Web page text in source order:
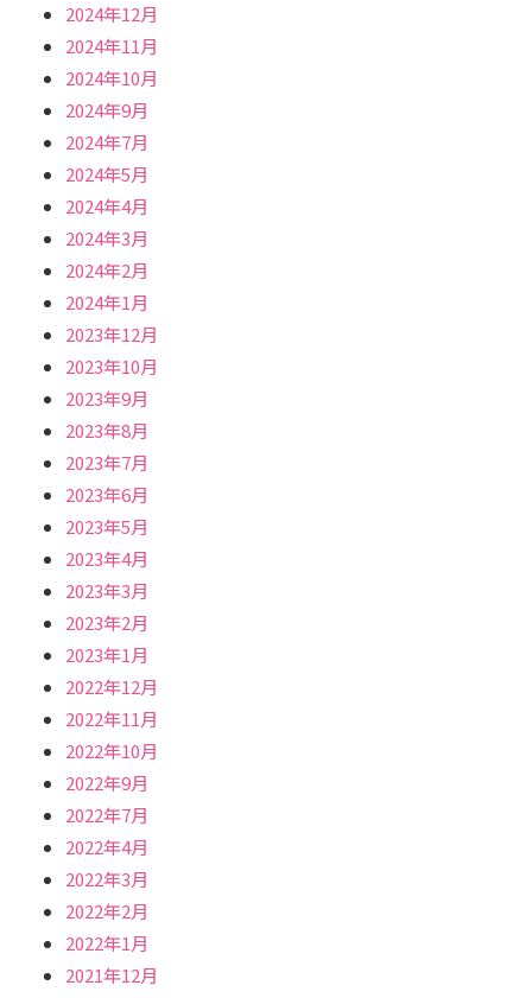
2024年12月
2024年11月
2024年10月
2024年9月
2024年7月
2024年5月
2024年4月
2024年3月
2024年2月
2024年1月
2023年12月
2023年10月
2023年9月
2023年8月
2023年7月
2023年6月
2023年5月
2023年4月
2023年3月
2023年2月
2023年1月
2022年12月
2022年11月
2022年10月
2022年9月
2022年7月
2022年4月
2022年3月
2022年2月
2022年1月
2021年12月